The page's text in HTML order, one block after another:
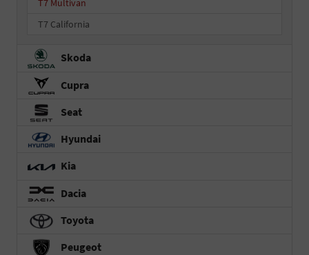
T7 Multivan
T7 California
Skoda
Cupra
Seat
Hyundai
Kia
Dacia
Toyota
Peugeot